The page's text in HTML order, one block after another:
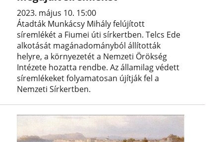
2023. május 10. 15:00
Átadták Munkácsy Mihály felújított
síremlékét a Fiumei úti sírkertben. Telcs Ede
alkotását magánadományból állították
helyre, a környezetét a Nemzeti Örökség
Intézete hozatta rendbe. Az államilag védett
síremlékeket folyamatosan újítják fel a
Nemzeti Sírkertben.